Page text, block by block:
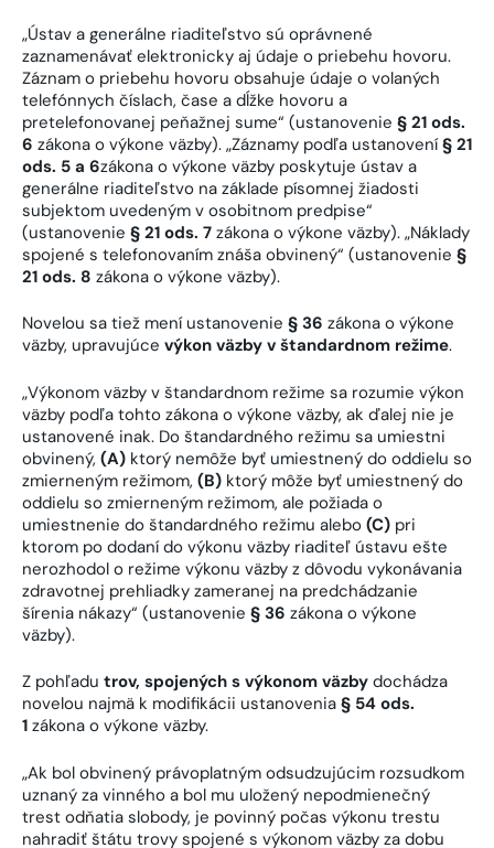
„Ústav a generálne riaditeľstvo sú oprávnené
zaznamenávať elektronicky aj údaje o priebehu hovoru.
Záznam o priebehu hovoru obsahuje údaje o volaných
telefónnych číslach, čase a dĺžke hovoru a
pretelefonovanej peňažnej sume“ (ustanovenie § 21 ods.
6 zákona o výkone väzby). „Záznamy podľa ustanovení§ 21
ods. 5 a 6zákona o výkone väzby poskytuje ústav a
generálne riaditeľstvo na základe písomnej žiadosti
subjektom uvedeným v osobitnom predpise“
(ustanovenie § 21 ods. 7 zákona o výkone väzby). „Náklady
spojené s telefonovaním znáša obvinený“ (ustanovenie §
21 ods. 8 zákona o výkone väzby).
Novelou sa tiež mení ustanovenie § 36 zákona o výkone
väzby, upravujúce výkon väzby v štandardnom režime.
„Výkonom väzby v štandardnom režime sa rozumie výkon
väzby podľa tohto zákona o výkone väzby, ak ďalej nie je
ustanovené inak. Do štandardného režimu sa umiestni
obvinený, (A) ktorý nemôže byť umiestnený do oddielu so
zmierneným režimom, (B) ktorý môže byť umiestnený do
oddielu so zmierneným režimom, ale požiada o
umiestnenie do štandardného režimu alebo (C) pri
ktorom po dodaní do výkonu väzby riaditeľ ústavu ešte
nerozhodol o režime výkonu väzby z dôvodu vykonávania
zdravotnej prehliadky zameranej na predchádzanie
šírenia nákazy“ (ustanovenie § 36 zákona o výkone
väzby).
Z pohľadu trov, spojených s výkonom väzby dochádza
novelou najmä k modifikácii ustanovenia § 54 ods.
1 zákona o výkone väzby.
„Ak bol obvinený právoplatným odsudzujúcim rozsudkom
uznaný za vinného a bol mu uložený nepodmienečný
trest odňatia slobody, je povinný počas výkonu trestu
nahradiť štátu trovy spojené s výkonom väzby za dobu